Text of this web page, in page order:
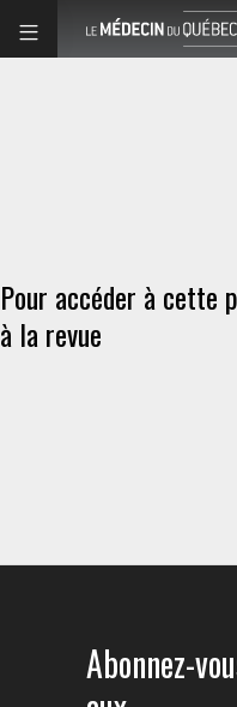
Pour accéder à cette
à la revue
Abonnez-